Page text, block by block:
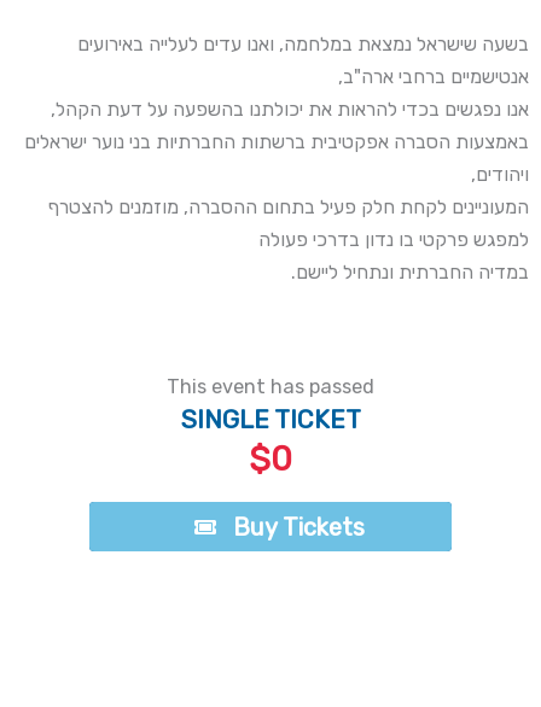
בשעה שישראל נמצאת במלחמה, ואנו עדים לעלייה באירועים
אנטישמיים ברחבי ארה"ב,
אנו נפגשים בכדי להראות את יכולתנו בהשפעה על דעת הקהל,
באמצעות הסברה אפקטיבית ברשתות החברתיות בני נוער ישראלים
ויהודים,
המעוניינים לקחת חלק פעיל בתחום ההסברה, מוזמנים להצטרף
למפגש פרקטי בו נדון בדרכי פעולה
במדיה החברתית ונתחיל ליישם.
This event has passed
SINGLE TICKET
$0
Buy Tickets